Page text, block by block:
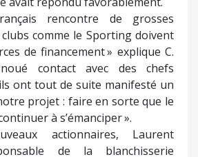
rencontre de grosses
comme le Sporting doivent
de financement » explique C.
noué contact avec des chefs
ont tout de suite manifesté un
projet : faire en sorte que le
à s’émanciper ».
actionnaires, Laurent
de la blanchisserie